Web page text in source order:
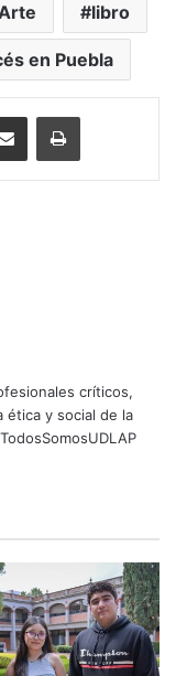
libro
en Puebla
Share via Email Print
críticos,
ética y social de la